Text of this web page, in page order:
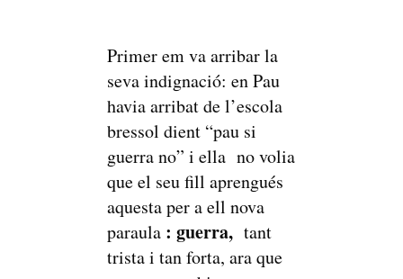
Primer em va arribar la
seva indignació: en Pau
havia arribat de l’escola
bressol dient “pau si
guerra no” i ella no volia
que el seu fill aprengués
aquesta per a ell nova
paraula: guerra, tant
trista i tan forta, ara que